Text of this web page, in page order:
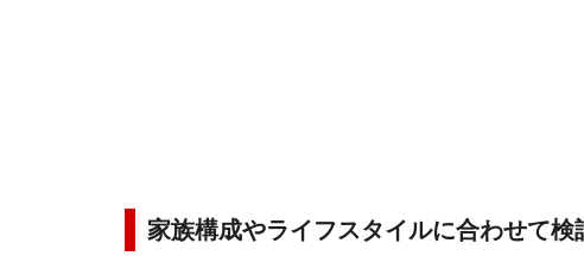
家族構成やライフスタイルに合わせて検